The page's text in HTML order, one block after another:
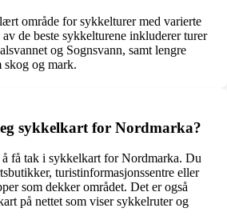
område for sykkelturer med varierte
de beste sykkelturene inkluderer turer
og Sognsvann, samt lengre
skog og mark.
sykkelkart for Nordmarka?
få tak i sykkelkart for Nordmarka. Du
turistinformasjonssentre eller
som dekker området. Det er også
på nettet som viser sykkelruter og